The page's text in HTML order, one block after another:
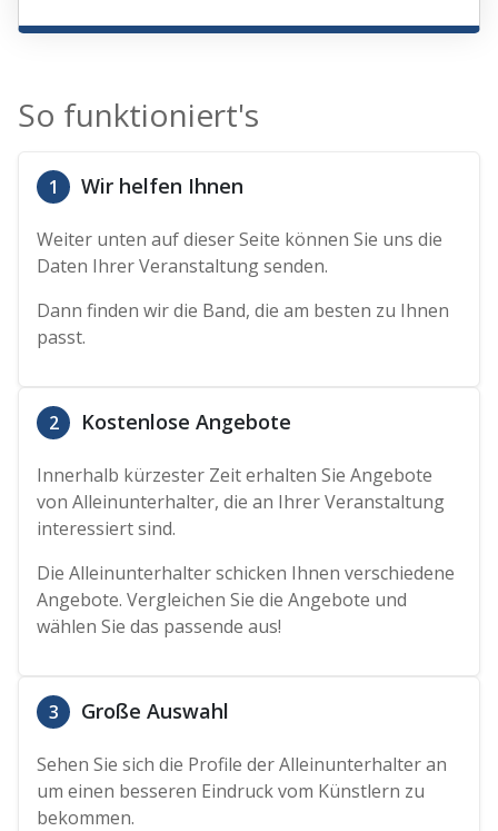
So funktioniert's
1 Wir helfen Ihnen
Weiter unten auf dieser Seite können Sie uns die
Daten Ihrer Veranstaltung senden.
Dann finden wir die Band, die am besten zu Ihnen
passt.
2 Kostenlose Angebote
Innerhalb kürzester Zeit erhalten Sie Angebote
von Alleinunterhalter, die an Ihrer Veranstaltung
interessiert sind.
Die Alleinunterhalter schicken Ihnen verschiedene
Angebote. Vergleichen Sie die Angebote und
wählen Sie das passende aus!
3 Große Auswahl
Sehen Sie sich die Profile der Alleinunterhalter an
um einen besseren Eindruck vom Künstlern zu
bekommen.